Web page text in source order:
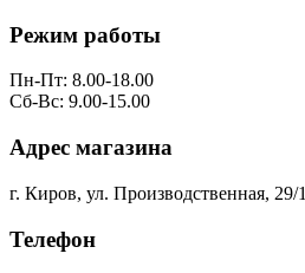
Режим работы
Пн-Пт: 8.00-18.00
Сб-Вс: 9.00-15.00
Адрес магазина
г. Киров, ул. Производственная, 29/1
Телефон